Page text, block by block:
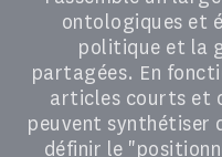
ontologiques et
politique et la
partagées. En
articles courts et
peuvent synthétiser
définir le